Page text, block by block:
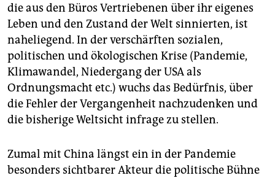
die aus den Büros Vertriebenen über ihr eigenes
Leben und den Zustand der Welt sinnierten, ist
naheliegend. In der verschärften sozialen,
politischen und ökologischen Krise (Pandemie,
Klimawandel, Niedergang der USA als
Ordnungsmacht etc.) wuchs das Bedürfnis, über
die Fehler der Vergangenheit nachzudenken und
die bisherige Weltsicht infrage zu stellen.
Zumal mit China längst ein in der Pandemie
besonders sichtbarer Akteur die politische Bühne